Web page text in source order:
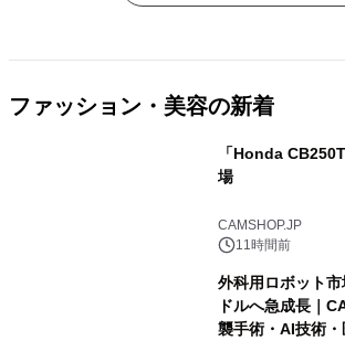
ファッション・美容の新着
「Honda
場
CAMSHOP.JP
11時間前
外科用ロボット
ドルへ急成長｜
襲手術・AI技術